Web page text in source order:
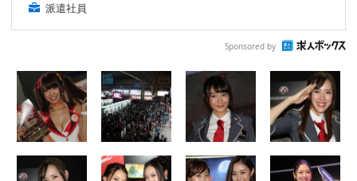
派遣社員
Sponsored by